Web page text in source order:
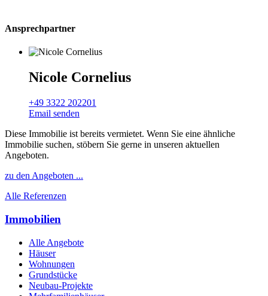
Ansprechpartner
Nicole Cornelius
+49 3322 202201
Email senden
Diese Immobilie ist bereits vermietet. Wenn Sie eine ähnliche
Immobilie suchen, stöbern Sie gerne in unseren aktuellen
Angeboten.
zu den Angeboten ...
Alle Referenzen
Immobilien
Alle Angebote
Häuser
Wohnungen
Grundstücke
Neubau-Projekte